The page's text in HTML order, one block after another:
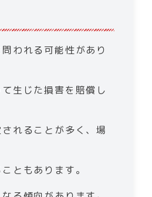
われる可能性があり
生じた損害を賠償し
れることが多く、場
ともあります。